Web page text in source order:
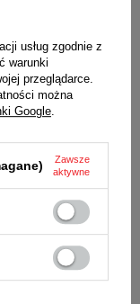
minut
obudowy
zegarka
usług zgodnie z
warunki
przeglądarce.
można
Google.
Zawsze
aktywne